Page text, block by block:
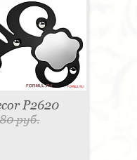
P2620
руб.